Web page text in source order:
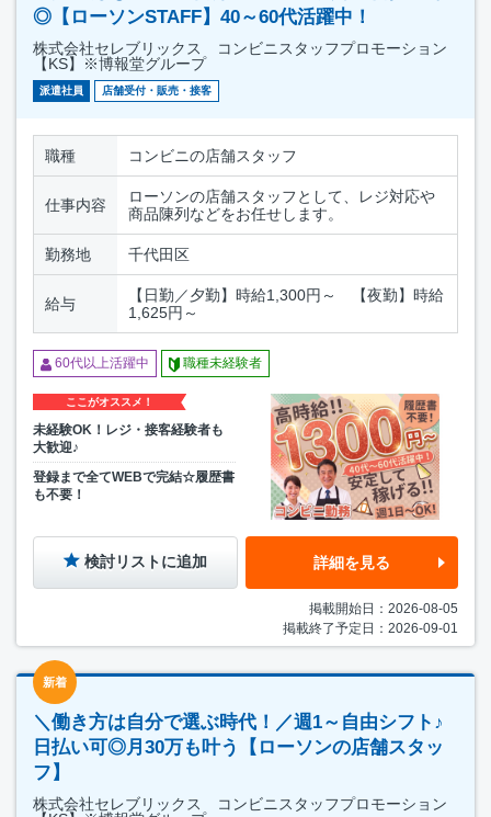
◎【ローソンSTAFF】40～60代活躍中！
株式会社セレブリックス コンビニスタッフプロモーション
【KS】※博報堂グループ
派遣社員 店舗受付・販売・接客
職種 コンビニの店舗スタッフ
仕事内容
ローソンの店舗スタッフとして、レジ対応や
商品陳列などをお任せします。
勤務地 千代田区
給与
【日勤／夕勤】時給1,300円～ 【夜勤】時給
1,625円～
60代以上活躍中 職種未経験者
ここがオススメ！
未経験OK！レジ・接客経験者も
大歓迎♪
登録まで全てWEBで完結☆履歴書
も不要！
検討リストに追加 詳細を見る
掲載開始日：2026-08-05
掲載終了予定日：2026-09-01
新着
＼働き方は自分で選ぶ時代！／週1～自由シフト♪
日払い可◎月30万も叶う【ローソンの店舗スタッ
フ】
株式会社セレブリックス コンビニスタッフプロモーション